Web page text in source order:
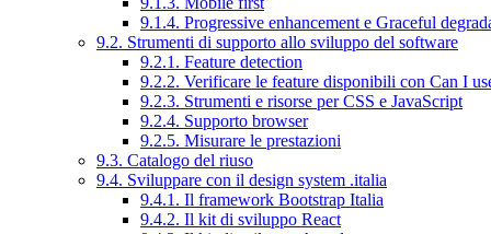
9.1.4. Progressive enhancement e Graceful
9.2. Strumenti di supporto allo sviluppo del software
9.2.1. Feature detection
9.2.2. Verificare le feature disponibili con Can I
9.2.3. Strumenti e risorse per CSS e JavaScript
9.2.4. Supporto browser
9.2.5. Misurare le prestazioni
9.3. Catalogo del riuso
9.4. Sviluppare con il design system .italia
9.4.1. Il framework Bootstrap Italia
9.4.2. Il kit di sviluppo React